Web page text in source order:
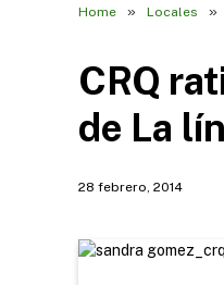
Home » Locales »
CRQ
de La
28 febrero, 2014